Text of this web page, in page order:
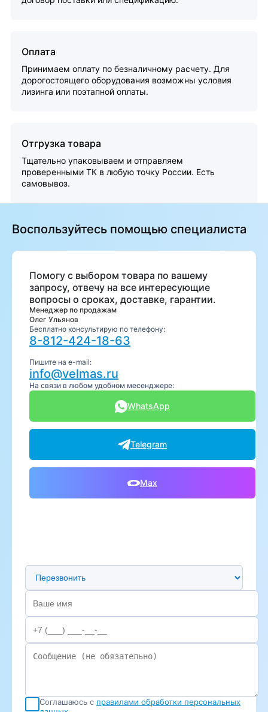
Оплата
Принимаем оплату по безналичному расчету. Для
дорогостоящего оборудования возможны условия
лизинга или поэтапной оплаты.
Отгрузка товара
Тщательно упаковываем и отправляем
проверенными ТК в любую точку России. Есть
самовывоз.
Воспользуйтесь помощью специалиста
Помогу с выбором товара по вашему
запросу, отвечу на все интересующие
вопросы о сроках, доставке, гарантии.
Менеджер по продажам
Олег Ульянов
Бесплатно консультирую по телефону:
8-812-424-18-63
Пишите на e-mail:
info@velmas.ru
На связи в любом удобном месенджере:
WhatsApp
Telegram
Max
Предпочтительный способ связи
Соглашаюсь с правилами обработки персональных